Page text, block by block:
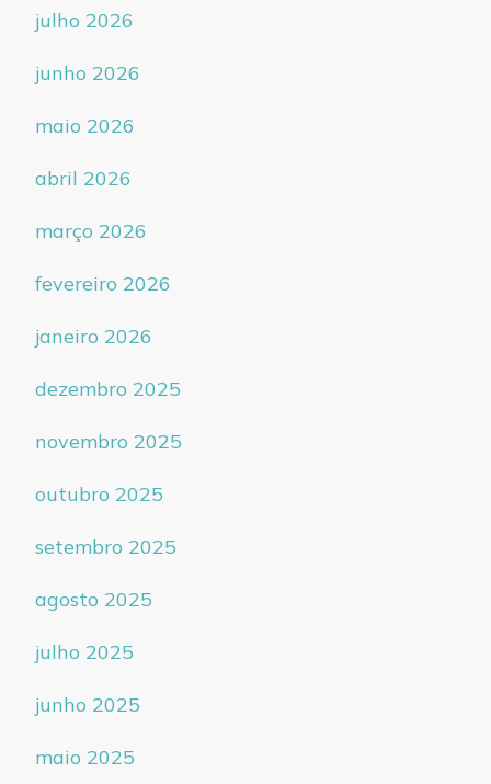
julho 2026
junho 2026
maio 2026
abril 2026
março 2026
fevereiro 2026
janeiro 2026
dezembro 2025
novembro 2025
outubro 2025
setembro 2025
agosto 2025
julho 2025
junho 2025
maio 2025